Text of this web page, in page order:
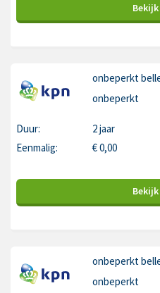
Bekijk
onbeperkt
onbeperkt
Duur:
2 jaar
Eenmalig:
€0,00
Bekijk
onbeperkt
onbeperkt